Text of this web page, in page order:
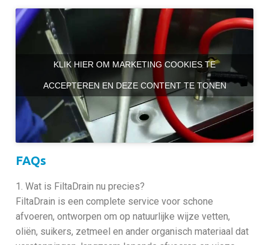
KLIK HIER OM MARKETING COOKIES TE
ACCEPTEREN EN DEZE CONTENT TE TONEN
FAQs
1. Wat is FiltaDrain nu precies?
FiltaDrain is een complete service voor schone
afvoeren, ontworpen om op natuurlijke wijze vetten,
oliën, suikers, zetmeel en ander organisch materiaal dat